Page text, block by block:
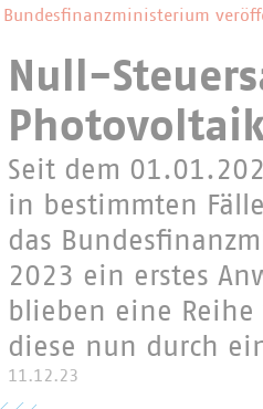
Bundesfinanzministerium
Null-
Seit dem
in bestimmten
das
2023 ein erstes
blieben eine
diese nun durch
11.12.23